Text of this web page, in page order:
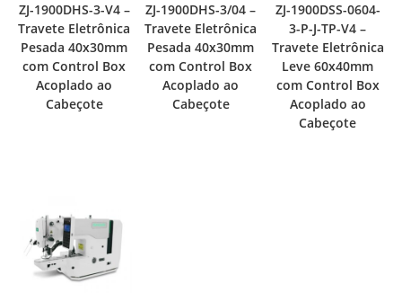
ZJ-1900DHS-3-V4 –
Travete Eletrônica
Pesada 40x30mm
com Control Box
Acoplado ao
Cabeçote
ZJ-1900DHS-3/04 –
Travete Eletrônica
Pesada 40x30mm
com Control Box
Acoplado ao
Cabeçote
ZJ-1900DSS-0604-
3-P-J-TP-V4 –
Travete Eletrônica
Leve 60x40mm
com Control Box
Acoplado ao
Cabeçote